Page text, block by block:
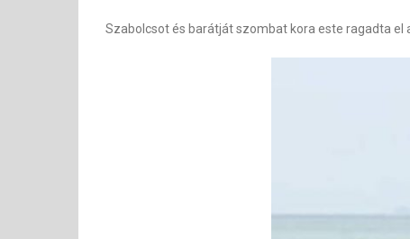
Szabolcsot és barátját szombat kora este ragadta